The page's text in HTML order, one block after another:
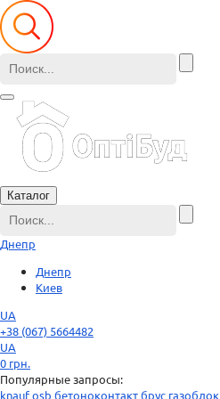
Каталог
Днепр
Днепр
Киев
UA
+38 (067) 5664482
UA
0 грн.
Популярные запросы:
knaufosb бетоноконтактбрус газоблок